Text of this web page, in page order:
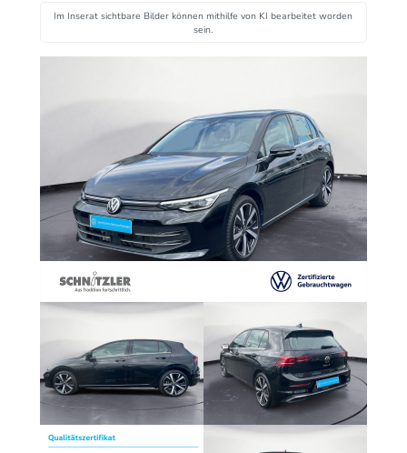
Im Inserat sichtbare Bilder können mithilfe von KI bearbeitet worden
sein.